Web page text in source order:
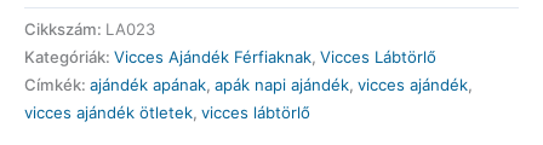
-
Hős
Apának
-
Ajándék
Cikkszám: LA023
Kategóriák: Vicces Ajándék Férfiaknak, Vicces Lábtörlő
Címkék: ajándék apának, apák napi ajándék, vicces ajándék,
vicces ajándék ötletek, vicces lábtörlő